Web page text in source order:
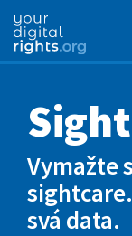
Vymažte
svá data.